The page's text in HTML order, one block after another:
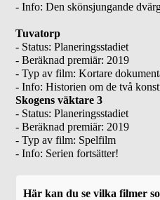
- Info: Den skönsjungande
Tuvatorp
- Status: Planeringsstadiet
- Beräknad premiär: 2019
- Typ av film: Kortare
- Info: Historien om de två
Skogens väktare 3
- Status: Planeringsstadiet
- Beräknad premiär: 2019
- Typ av film: Spelfilm
- Info: Serien fortsätter!
Här kan du se vilka filmer